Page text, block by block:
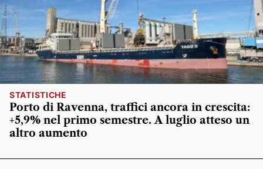
STATISTICHE
Porto di Ravenna, traffici ancora in crescita:
+5,9% nel primo semestre. A luglio atteso un
altro aumento